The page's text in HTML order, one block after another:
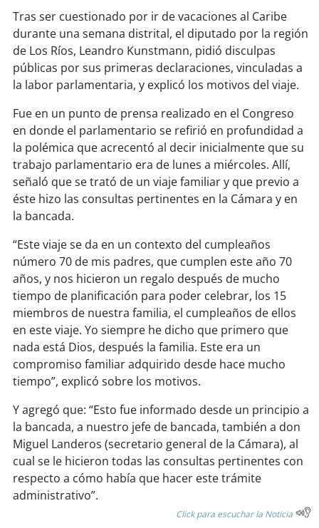
soyantofagasta
soycopiapó
soy valparaíso
soyquillota
soy sanantonio
soychillán
soytalcahuano
soy concepción
soy coronel
soyarauco
soytemuco
soyvaldivia
soyosorno
Tras ser cuestionado por ir de vacaciones al Caribe
durante una semana distrital, el diputado por la región
de Los Ríos, Leandro Kunstmann, pidió disculpas
públicas por sus primeras declaraciones, vinculadas a
la labor parlamentaria, y explicó los motivos del viaje.
Fue en un punto de prensa realizado en el Congreso
en donde el parlamentario se refirió en profundidad a
la polémica que acrecentó al decir inicialmente que su
trabajo parlamentario era de lunes a miércoles. Allí,
señaló que se trató de un viaje familiar y que previo a
éste hizo las consultas pertinentes en la Cámara y en
la bancada.
“Este viaje se da en un contexto del cumpleaños
número 70 de mis padres, que cumplen este año 70
años, y nos hicieron un regalo después de mucho
tiempo de planificación para poder celebrar, los 15
miembros de nuestra familia, el cumpleaños de ellos
en este viaje. Yo siempre he dicho que primero que
nada está Dios, después la familia. Este era un
compromiso familiar adquirido desde hace mucho
tiempo”, explicó sobre los motivos.
Y agregó que: “Esto fue informado desde un principio a
la bancada, a nuestro jefe de bancada, también a don
Miguel Landeros (secretario general de la Cámara), al
cual se le hicieron todas las consultas pertinentes con
respecto a cómo había que hacer este trámite
administrativo”.
Click para escuchar la Noticia